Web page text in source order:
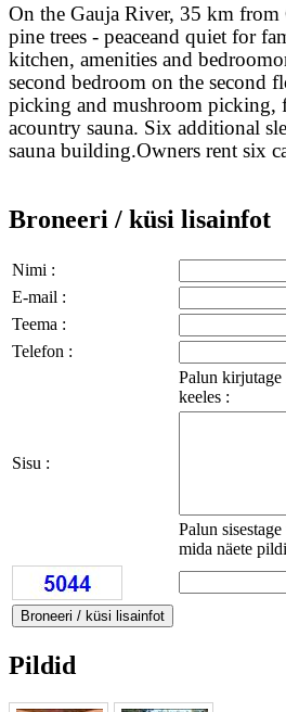
On the Gauja River, 35 km from
pine trees - peaceand quiet for
kitchen, amenities and
second bedroom on the second
picking and mushroom picking,
acountry sauna. Six additional
sauna building.Owners rent six
Broneeri / küsi lisainfot
Nimi :
E-mail :
Teema :
Telefon :
Palun kirjutage
keeles :
Sisu :
Palun
mida näete
Pildid